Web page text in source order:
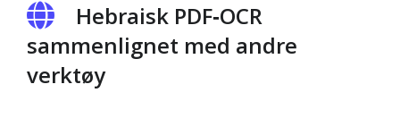
Hebraisk PDF‑OCR
sammenlignet med andre
verktøy